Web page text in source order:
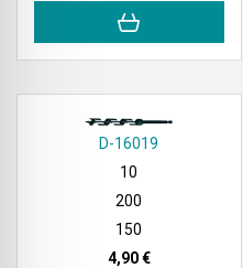
D-16019
10
200
150
4,90 €